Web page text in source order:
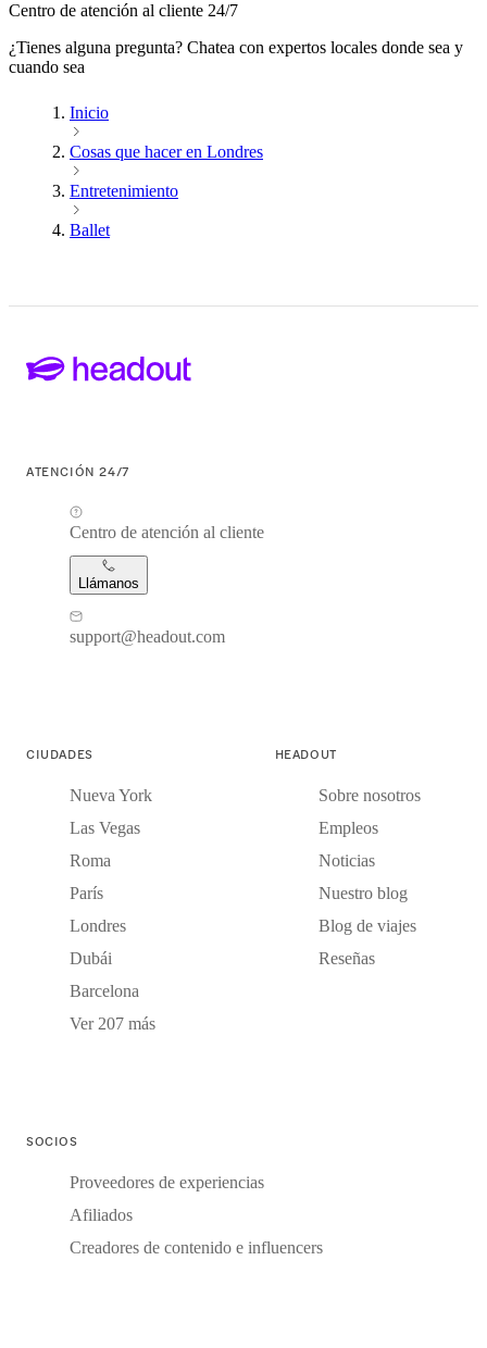
Centro de atención al cliente 24/7
¿Tienes alguna pregunta? Chatea con expertos locales donde sea y
cuando sea
Inicio
Cosas que hacer en Londres
Entretenimiento
Ballet
ATENCIÓN 24/7
Centro de atención al cliente
Llámanos
support@headout.com
CIUDADES
Nueva York
Las Vegas
Roma
París
Londres
Dubái
Barcelona
Ver 207 más
HEADOUT
Sobre nosotros
Empleos
Noticias
Nuestro blog
Blog de viajes
Reseñas
SOCIOS
Proveedores de experiencias
Afiliados
Creadores de contenido e influencers